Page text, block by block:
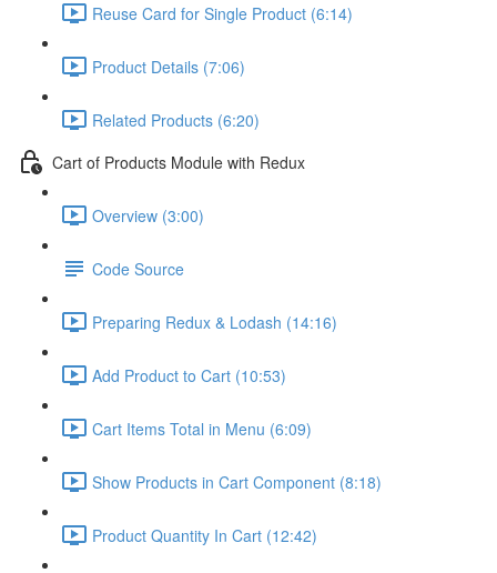
Reuse Card for Single Product (6:14)
Product Details (7:06)
Related Products (6:20)
Cart of Products Module with Redux
Overview (3:00)
Code Source
Preparing Redux & Lodash (14:16)
Add Product to Cart (10:53)
Cart Items Total in Menu (6:09)
Show Products in Cart Component (8:18)
Product Quantity In Cart (12:42)